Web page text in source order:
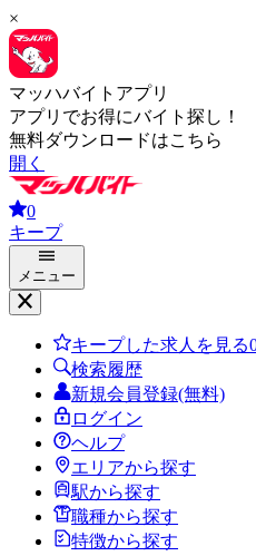
×
マッハバイトアプリ
アプリでお得にバイト探し！
無料ダウンロードはこちら
開く
0
キープ
メニュー
キープした求人を見る
検索履歴
新規会員登録(無料)
ログイン
ヘルプ
エリアから探す
駅から探す
職種から探す
特徴から探す